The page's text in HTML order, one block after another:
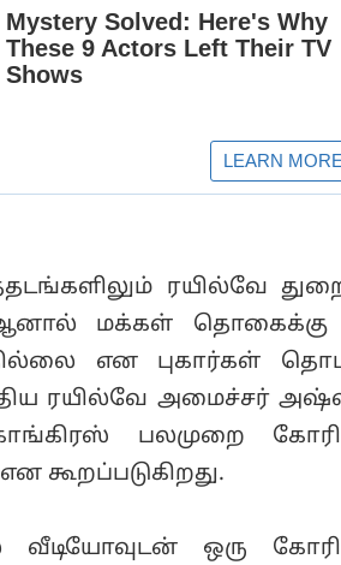
ரயில்வே
மக்கள் தொகைக்கு
என புகார்கள்
ரயில்வே அமைச்சர்
பலமுறை
கூறப்படுகிறது.
ஒரு